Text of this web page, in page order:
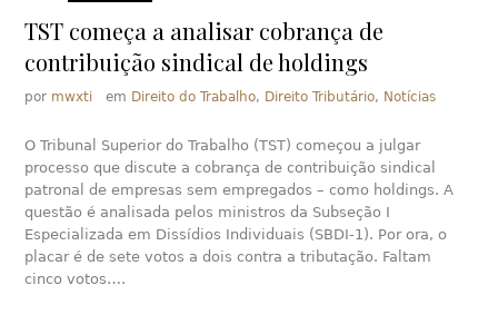
TST começa a analisar cobrança de
contribuição sindical de holdings
por mwxti em Direito do Trabalho, Direito Tributário, Notícias
O Tribunal Superior do Trabalho (TST) começou a julgar
processo que discute a cobrança de contribuição sindical
patronal de empresas sem empregados – como holdings. A
questão é analisada pelos ministros da Subseção I
Especializada em Dissídios Individuais (SBDI-1). Por ora, o
placar é de sete votos a dois contra a tributação. Faltam
cinco votos….